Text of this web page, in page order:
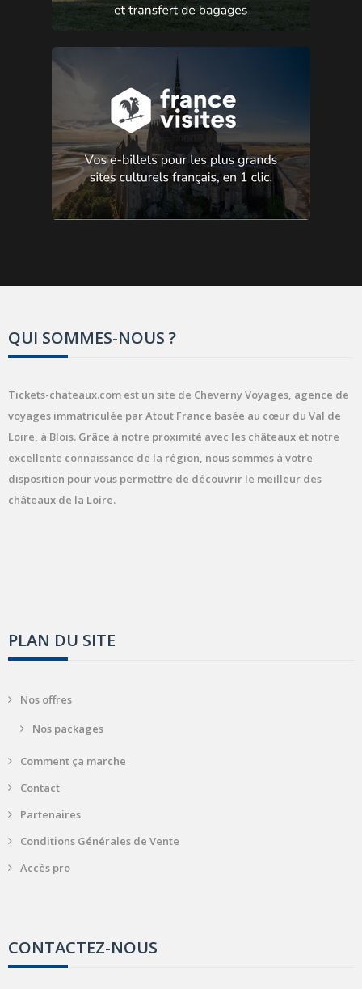
QUI SOMMES-NOUS ?
Tickets-chateaux.com est un site de Cheverny Voyages, agence de
voyages immatriculée par Atout France basée au cœur du Val de
Loire, à Blois. Grâce à notre proximité avec les châteaux et notre
excellente connaissance de la région, nous sommes à votre
disposition pour vous permettre de découvrir le meilleur des
châteaux de la Loire.
PLAN DU SITE
Nos offres
Nos packages
Comment ça marche
Contact
Partenaires
Conditions Générales de Vente
Accès pro
CONTACTEZ-NOUS